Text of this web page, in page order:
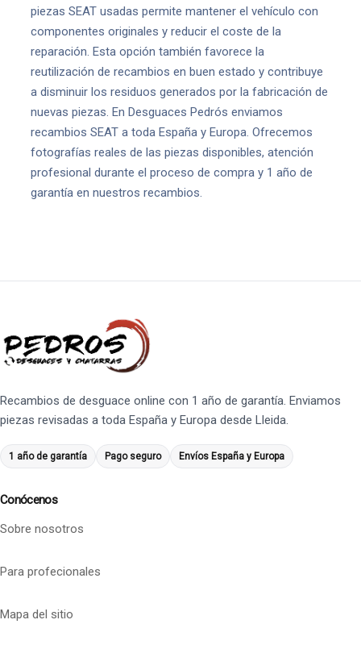
piezas SEAT usadas permite mantener el vehículo con
componentes originales y reducir el coste de la
reparación. Esta opción también favorece la
reutilización de recambios en buen estado y contribuye
a disminuir los residuos generados por la fabricación de
nuevas piezas. En Desguaces Pedrós enviamos
recambios SEAT a toda España y Europa. Ofrecemos
fotografías reales de las piezas disponibles, atención
profesional durante el proceso de compra y 1 año de
garantía en nuestros recambios.
Recambios de desguace online con 1 año de garantía. Enviamos
piezas revisadas a toda España y Europa desde Lleida.
1 año de garantía Pago seguro Envíos España y Europa
Conócenos
Sobre nosotros
Para profecionales
Mapa del sitio